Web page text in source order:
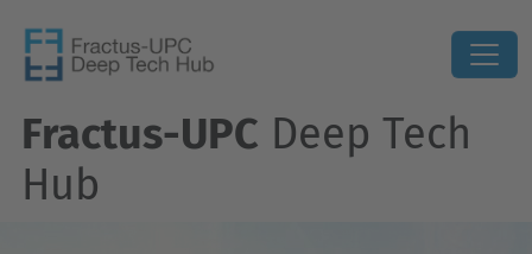
Fractus-UPC Deep Tech
Hub